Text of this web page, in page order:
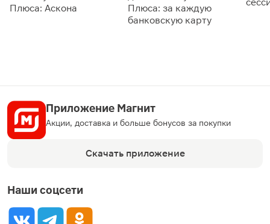
Плюса: Аскона
Плюса: за каждую
банковскую карту
Приложение Магнит
Акции, доставка и больше бонусов за покупки
Скачать приложение
Наши соцсети